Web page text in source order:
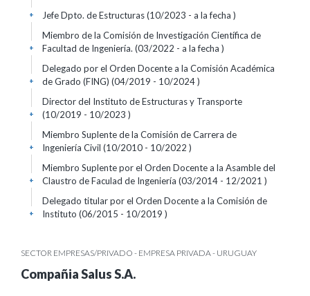
Jefe Dpto. de Estructuras (10/2023 - a la fecha )
+
Miembro de la Comisión de Investigación Científica de
Facultad de Ingeniería. (03/2022 - a la fecha )
+
Delegado por el Orden Docente a la Comisión Académica
de Grado (FING) (04/2019 - 10/2024 )
+
Director del Instituto de Estructuras y Transporte
(10/2019 - 10/2023 )
+
Miembro Suplente de la Comisión de Carrera de
Ingeniería Civil (10/2010 - 10/2022 )
+
Miembro Suplente por el Orden Docente a la Asamble del
Claustro de Faculad de Ingeniería (03/2014 - 12/2021 )
+
Delegado titular por el Orden Docente a la Comisión de
Instituto (06/2015 - 10/2019 )
+
SECTOR EMPRESAS/PRIVADO - EMPRESA PRIVADA - URUGUAY
Compañia Salus S.A.